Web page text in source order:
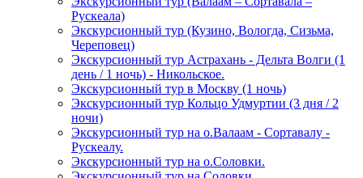
Рускеала)
Экскурсионный тур (Кузино, Вологда, Сизьма,
Череповец)
Экскурсионный тур Астрахань - Дельта Волги (1
день / 1 ночь) - Никольское.
Экскурсионный тур в Москву (1 ночь)
Экскурсионный тур Кольцо Удмуртии (3 дня / 2
ночи)
Экскурсионный тур на о.Валаам - Сортавалу -
Рускеалу.
Экскурсионный тур на о.Соловки.